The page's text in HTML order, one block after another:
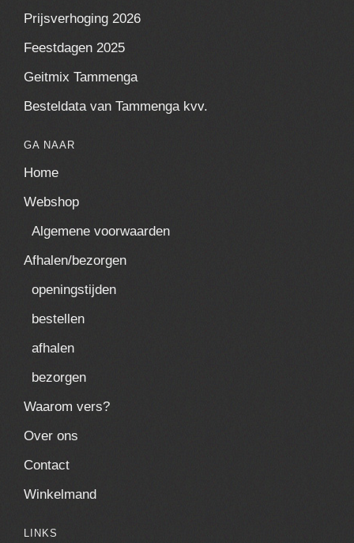
Prijsverhoging 2026
Feestdagen 2025
Geitmix Tammenga
Besteldata van Tammenga kvv.
GA NAAR
Home
Webshop
Algemene voorwaarden
Afhalen/bezorgen
openingstijden
bestellen
afhalen
bezorgen
Waarom vers?
Over ons
Contact
Winkelmand
LINKS